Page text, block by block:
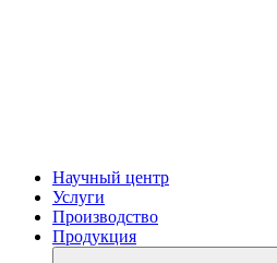
Научный центр
Услуги
Производство
Продукция